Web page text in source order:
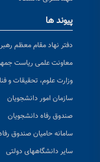
پیوند ها
دفتر نهاد مقام معظم
معاونت علمی ریاست
وزارت علوم، تحقیقات و
سازمان امور دانشجویان
صندوق رفاه دانشجویان
سامانه حامیان صندوق
سایر دانشگاههای دولتی